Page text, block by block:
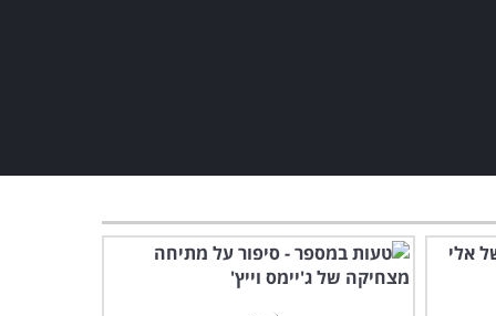
כשתאומים מתקלחים!
הסרטון הזה מוכיח שאין דבר
יותר חמוד מחיות שמשחקות
מחבואים!